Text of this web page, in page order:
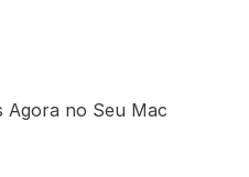
Agora no Seu Mac